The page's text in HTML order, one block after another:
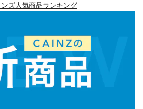
ンズ人気商品ランキング